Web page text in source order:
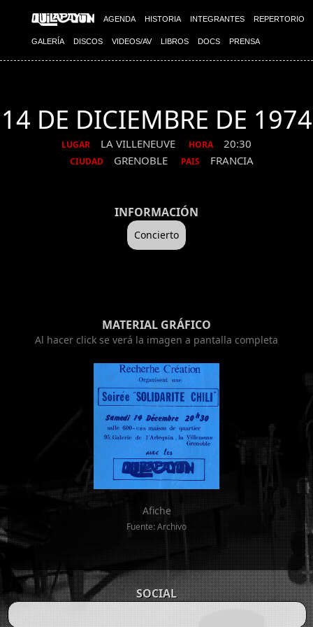
AGENDA HISTORIA INTEGRANTES REPERTORIO
GALERÍA DISCOS VIDEOS/AV LIBROS DOCS PRENSA
14 DE DICIEMBRE DE 1974
LUGAR LA VILLENEUVE HORA 20:30
CIUDAD GRENOBLE PAIS FRANCIA
INFORMACIÓN
Concierto
MATERIAL GRÁFICO
Al hacer click se verá la imagen a pantalla completa
Afiche
Fuente: Archivo
SOCIAL